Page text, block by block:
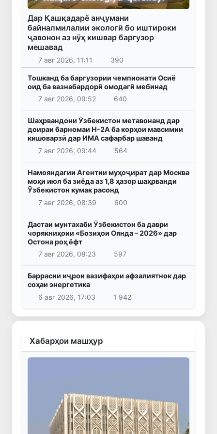
Дар Қашқадарё анҷумани
байналмилалии экологӣ бо иштироки
ҷавонон аз нӯҳ кишвар баргузор
мешавад
7 авг 2026, 11:11 390
Тошканд ба баргузории чемпионати Осиё
оид ба вазнабардорӣ омодагӣ мебинад
7 авг 2026, 09:52
640
Шаҳрвандони Ӯзбекистон метавонанд дар
доираи барномаи H-2A ба корҳои мавсимии
кишоварзӣ дар ИМА сафарбар шаванд
7 авг 2026, 09:44
564
Намояндагии Агентии муҳоҷират дар Москва
моҳи июл ба зиёда аз 1,8 ҳазор шаҳрванди
Ӯзбекистон кумак расонд
7 авг 2026, 08:39
600
Дастаи мунтахаби Ӯзбекистон ба даври
чорякниҳоии «Бозиҳои Оянда – 2026» дар
Остона роҳ ёфт
7 авг 2026, 08:23
597
Баррасии иҷрои вазифаҳои афзалиятнок дар
соҳаи энергетика
6 авг 2026, 17:03
1 942
Хабарҳои машҳур